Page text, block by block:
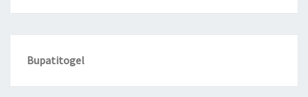
Bupatitogel